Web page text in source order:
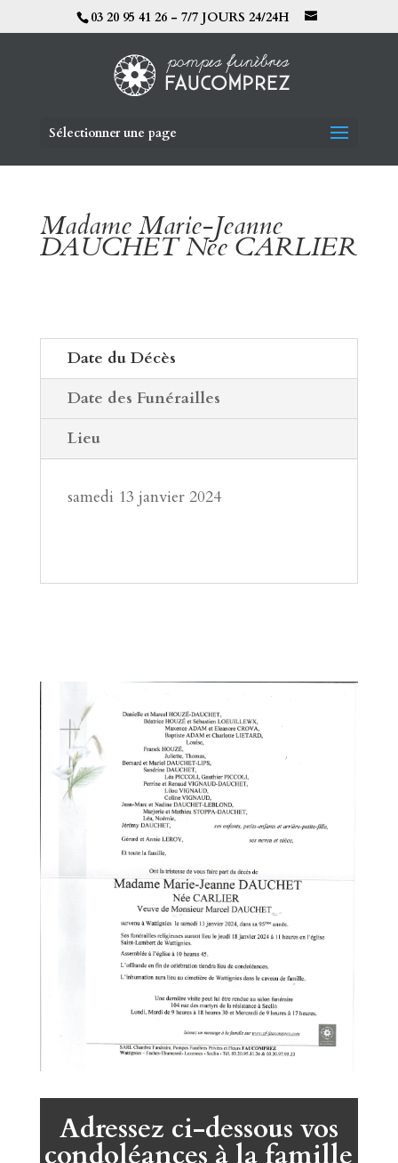
03 20 95 41 26 - 7/7 JOURS 24/24H
Sélectionner une page
Madame Marie-Jeanne
DAUCHET Née CARLIER
Date du Décès
Date des Funérailles
Lieu
samedi 13 janvier 2024
Adressez ci-dessous vos